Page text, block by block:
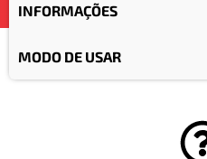
INFORMAÇÕES
MODO DE USAR